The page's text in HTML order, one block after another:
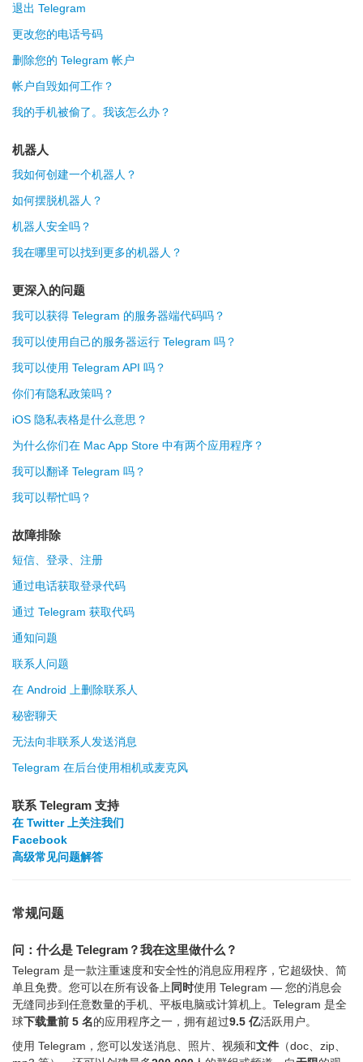
退出 Telegram
更改您的电话号码
删除您的 Telegram 帐户
帐户自毁如何工作？
我的手机被偷了。我该怎么办？
机器人
我如何创建一个机器人？
如何摆脱机器人？
机器人安全吗？
我在哪里可以找到更多的机器人？
更深入的问题
我可以获得 Telegram 的服务器端代码吗？
我可以使用自己的服务器运行 Telegram 吗？
我可以使用 Telegram API 吗？
你们有隐私政策吗？
iOS 隐私表格是什么意思？
为什么你们在 Mac App Store 中有两个应用程序？
我可以翻译 Telegram 吗？
我可以帮忙吗？
故障排除
短信、登录、注册
通过电话获取登录代码
通过 Telegram 获取代码
通知问题
联系人问题
在 Android 上删除联系人
秘密聊天
无法向非联系人发送消息
Telegram 在后台使用相机或麦克风
联系 Telegram 支持
在 Twitter 上关注我们
Facebook
高级常见问题解答
常规问题
问：什么是 Telegram？我在这里做什么？
Telegram 是一款注重速度和安全性的消息应用程序，它超级快、简
单且免费。您可以在所有设备上 同时使用 Telegram — 您的消息会
无缝同步到任意数量的手机、平板电脑或计算机上。Telegram 是全
球下载量前 5 名的应用程序之一，拥有超过9.5 亿活跃用户。
使用 Telegram，您可以发送消息、照片、视频和文件 （doc、zip、